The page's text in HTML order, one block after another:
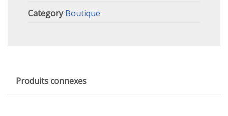
Category Boutique
Produits connexes